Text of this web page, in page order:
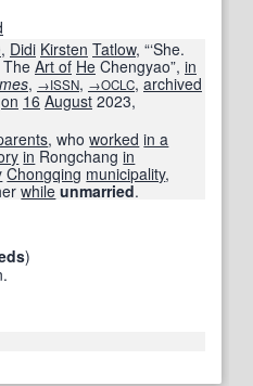
, Didi Kirsten Tatlow, “‘She.
Art of He Chengyao”, in
‎, →ISSN, →OCLC, archived
on 16 August 2023,
, whoworked in a
in Rongchangin
Chongqing municipality,
while unmarried.
)